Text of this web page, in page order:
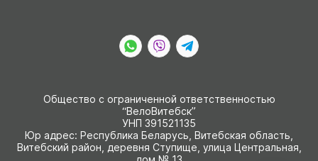
Общество с ограниченной ответственностью
“ВелоВитебск”
УНП 391521135
Юр адрес: Республика Беларусь, Витебская область,
Витебский район, деревня Ступище, улица Центральная,